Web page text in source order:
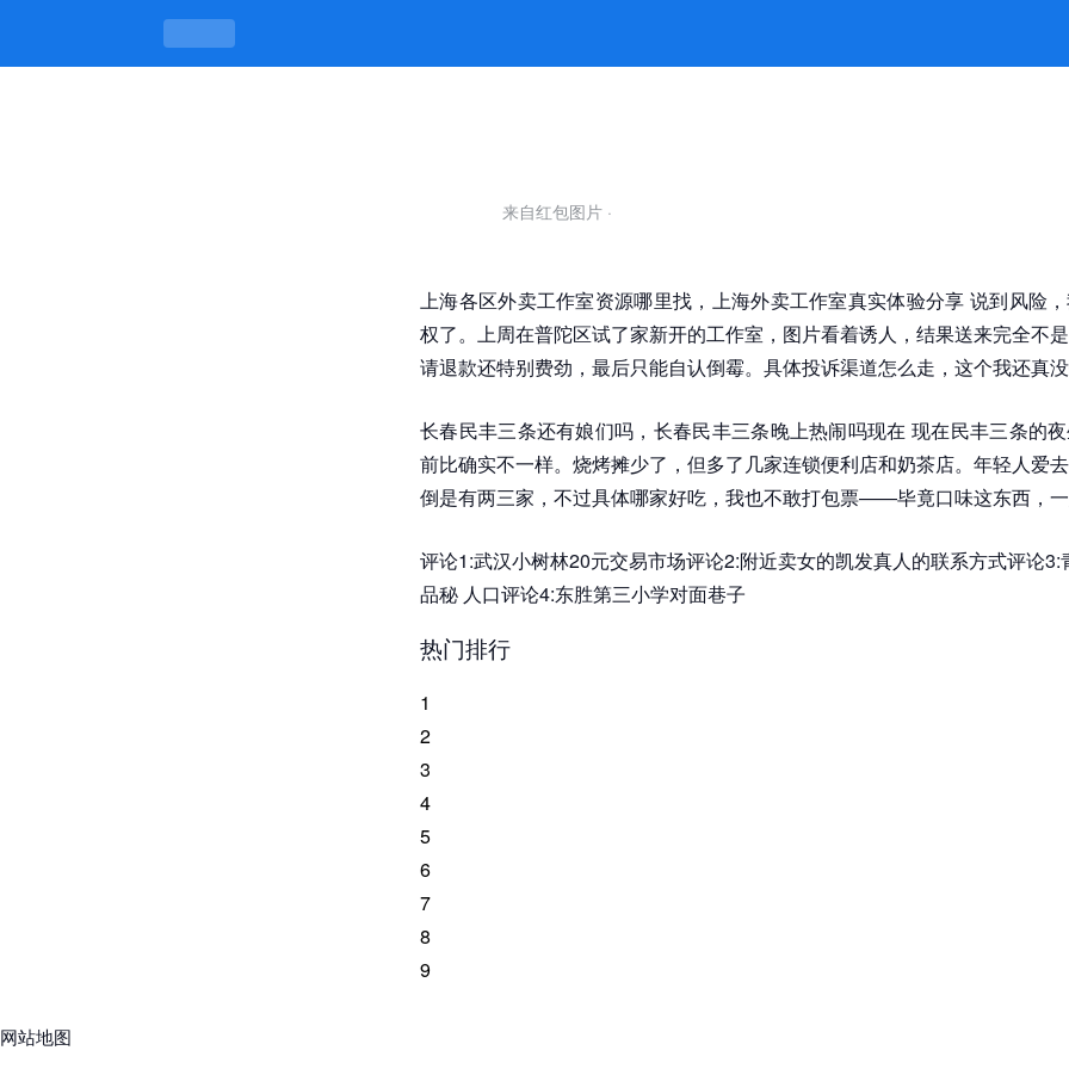
城中嫖妓丰满老熟女-凯发平台
来自红包图片 ·
上海各区外卖工作室资源哪里找，上海外卖工作室真实体验分享 说到风险
权了。上周在普陀区试了家新开的工作室，图片看着诱人，结果送来完全不
请退款还特别费劲，最后只能自认倒霉。具体投诉渠道怎么走，这个我还真没
长春民丰三条还有娘们吗，长春民丰三条晚上热闹吗现在 现在民丰三条的
前比确实不一样。烧烤摊少了，但多了几家连锁便利店和奶茶店。年轻人爱
倒是有两三家，不过具体哪家好吃，我也不敢打包票——毕竟口味这东西，一
评论1:武汉小树林20元交易市场评论2:附近卖女的凯发真人的联系方式评论3:
品秘 人口评论4:东胜第三小学对面巷子
热门排行
1
2
3
4
5
6
7
8
9
网站地图